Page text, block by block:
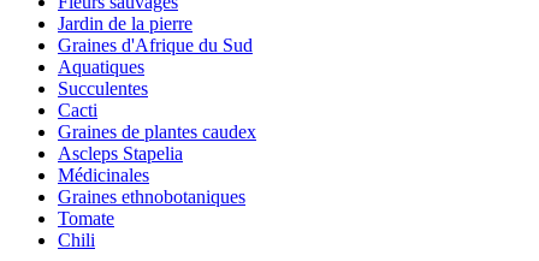
Jardin de la pierre
Graines d'Afrique du Sud
Aquatiques
Succulentes
Cacti
Graines de plantes caudex
Ascleps Stapelia
Médicinales
Graines ethnobotaniques
Tomate
Chili